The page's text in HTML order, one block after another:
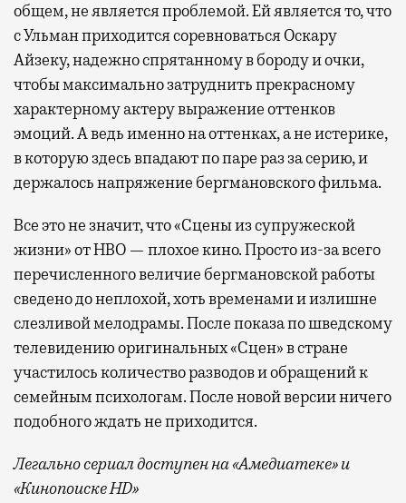
общем, не является проблемой. Ей является то, что
с Ульман приходится соревноваться Оскару
Айзеку, надежно спрятанному в бороду и очки,
чтобы максимально затруднить прекрасному
характерному актеру выражение оттенков
эмоций. А ведь именно на оттенках, а не истерике,
в которую здесь впадают по паре раз за серию, и
держалось напряжение бергмановского фильма.
Все это не значит, что «Сцены из супружеской
жизни» от HBO — плохое кино. Просто из-за всего
перечисленного величие бергмановской работы
сведено до неплохой, хоть временами и излишне
слезливой мелодрамы. После показа по шведскому
телевидению оригинальных «Сцен» в стране
участилось количество разводов и обращений к
семейным психологам. После новой версии ничего
подобного ждать не приходится.
Легально сериал доступен на «Амедиатеке» и
«КинопоискеHD»